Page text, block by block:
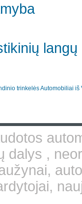
trinkelėsAutomobiliai iš
dalys ,